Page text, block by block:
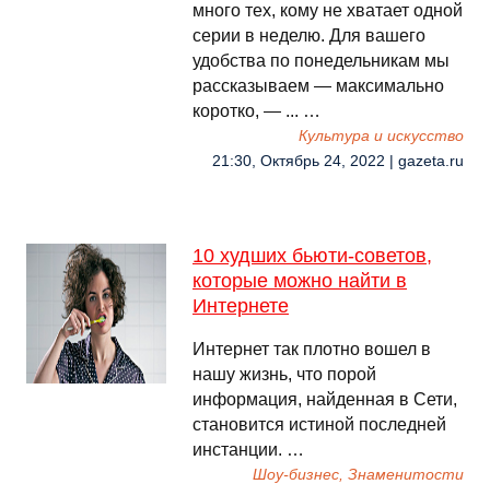
много тех, кому не хватает одной
серии в неделю. Для вашего
удобства по понедельникам мы
рассказываем — максимально
коротко, — ... …
Культура и искусство
21:30, Октябрь 24, 2022 | gazeta.ru
10 худших бьюти-советов,
которые можно найти в
Интернете
Интернет так плотно вошел в
нашу жизнь, что порой
информация, найденная в Сети,
становится истиной последней
инстанции. …
Шоу-бизнес, Знаменитости